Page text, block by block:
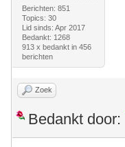
Berichten: 851
Topics: 30
Lid sinds: Apr 2017
Bedankt: 1268
913 x bedankt in 456
berichten
Zoek
Bedankt door: